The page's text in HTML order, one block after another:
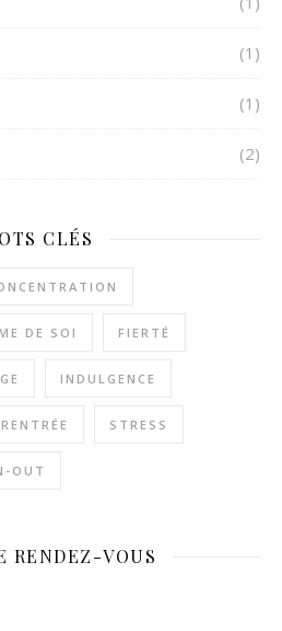
(1)
(1)
(2)
CLÉS
DE SOI FIERTÉ
INDULGENCE
RENTRÉE STRESS
OUT
RENDEZ-VOUS